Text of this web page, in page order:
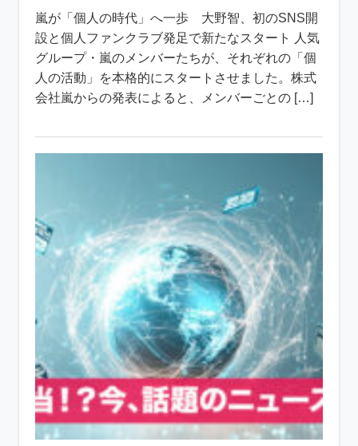
嵐が「個人の時代」へ一歩 大野智、初のSNS開
設と個人ファンクラブ発足で新たなスタート 人気
グループ・嵐のメンバーたちが、それぞれの「個
人の活動」を本格的にスタートさせました。株式
会社嵐からの発表によると、メンバーごとの […]